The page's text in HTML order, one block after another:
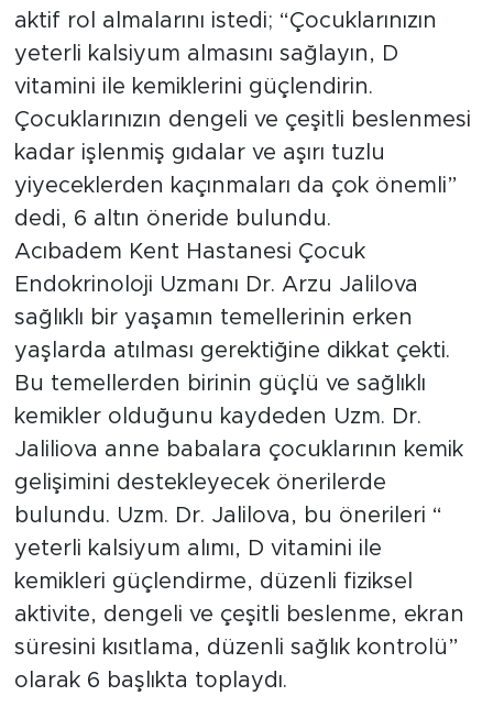
aktif rol almalarını istedi; “Çocuklarınızın
yeterli kalsiyum almasını sağlayın, D
vitamini ile kemiklerini güçlendirin.
Çocuklarınızın dengeli ve çeşitli beslenmesi
kadar işlenmiş gıdalar ve aşırı tuzlu
yiyeceklerden kaçınmaları da çok önemli”
dedi, 6 altın öneride bulundu.
Acıbadem Kent Hastanesi Çocuk
Endokrinoloji Uzmanı Dr. Arzu Jalilova
sağlıklı bir yaşamın temellerinin erken
yaşlarda atılması gerektiğine dikkat çekti.
Bu temellerden birinin güçlü ve sağlıklı
kemikler olduğunu kaydeden Uzm. Dr.
Jaliliova anne babalara çocuklarının kemik
gelişimini destekleyecek önerilerde
bulundu. Uzm. Dr. Jalilova, bu önerileri “
yeterli kalsiyum alımı, D vitamini ile
kemikleri güçlendirme, düzenli fiziksel
aktivite, dengeli ve çeşitli beslenme, ekran
süresini kısıtlama, düzenli sağlık kontrolü”
olarak 6 başlıkta toplaydı.